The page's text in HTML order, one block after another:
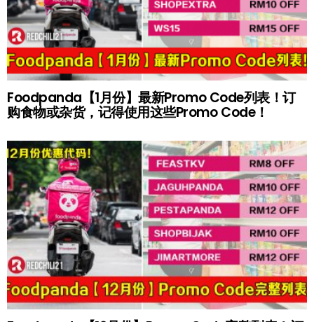
Foodpanda【1月份】最新Promo Code列表！订
购食物或杂货，记得使用这些Promo Code！